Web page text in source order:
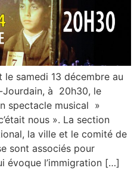
samedi 13 décembre au
Jourdain, à 20h30, le
spectacle musical »
nous ». La section
la ville et le comité de
sont associés pour
évoque l’immigration […]